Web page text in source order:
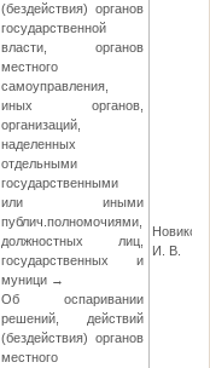
(бездействия) органов
государственной
власти, органов
местного
самоуправления,
иных органов,
организаций,
наделенных
отдельными
государственными
или иными
публич.полномочиями,
должностных лиц,
государственных и
муници →
Об оспаривании
решений, действий
(бездействия) органов
местного
И. В.